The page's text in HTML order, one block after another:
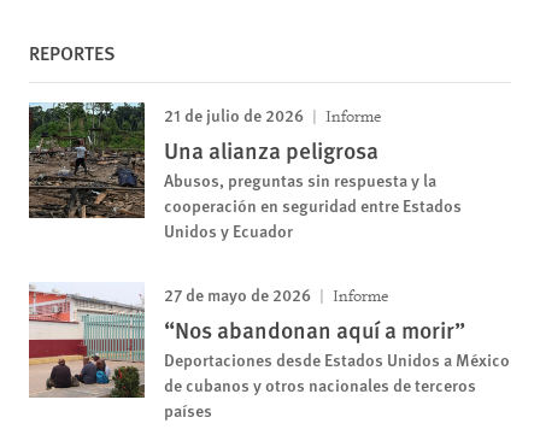
REPORTES
21 de julio de 2026 Informe
Una alianza peligrosa
Abusos, preguntas sin respuesta y la
cooperación en seguridad entre Estados
Unidos y Ecuador
27 de mayo de 2026 Informe
“Nos abandonan aquí a morir”
Deportaciones desde Estados Unidos a México
de cubanos y otros nacionales de terceros
países